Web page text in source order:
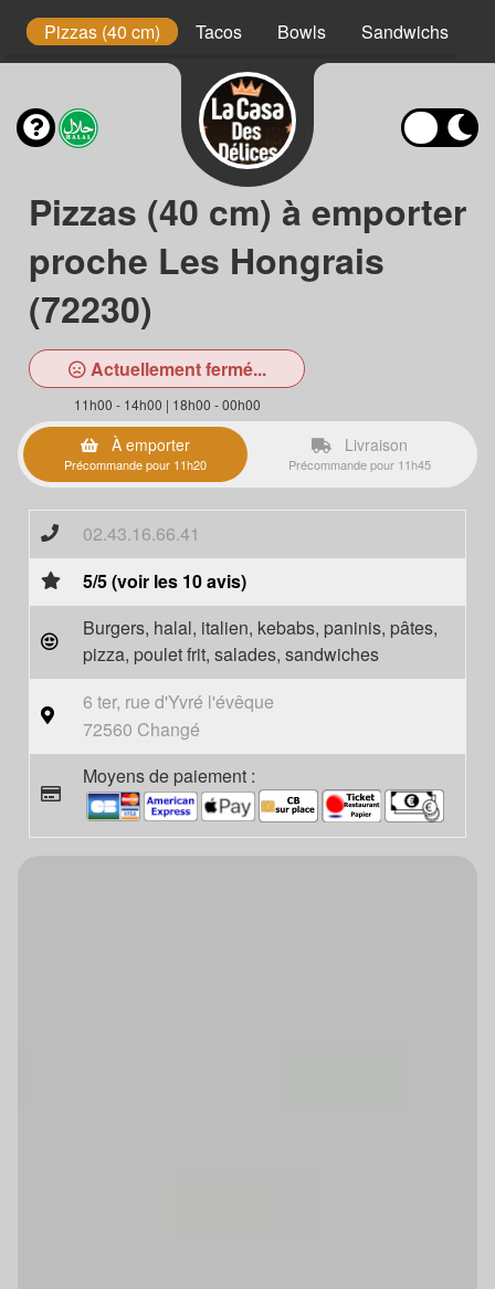
Pizzas (40 cm) Tacos Bowls Sandwichs
Pizzas (40 cm) à emporter
proche Les Hongrais
(72230)
Actuellement fermé...
11h00 - 14h00 | 18h00 - 00h00
À emporter
Précommande pour 11h20
Livraison
Précommande pour 11h45
02.43.16.66.41
5/5 (voir les 10 avis)
Burgers, halal, italien, kebabs, paninis, pâtes,
pizza, poulet frit, salades, sandwiches
6 ter, rue d'Yvré l'évêque
72560 Changé
Moyens de paiement :